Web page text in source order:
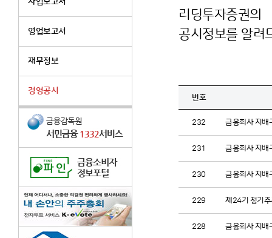
영업보고서
재무정보
경영공시
리딩투자증권의
공시정보를 알려
번호
232 금융회사 지배
231 금융회사 지배
230 금융회사 지배
229 제24기 정기
228 금융회사 지배